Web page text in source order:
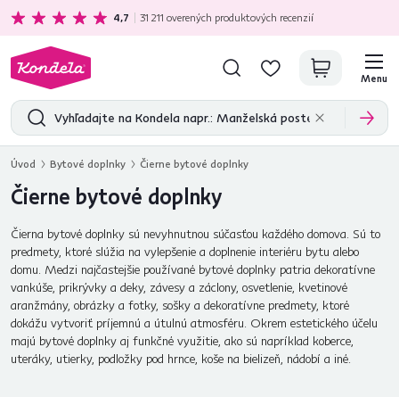
Ekologická doprava zadarmo nad 199 €
4,7 31 211 overených produktových recenzií
Menu
Úvod Bytové doplnky Čierne bytové doplnky
Čierne bytové doplnky
Čierna bytové doplnky sú nevyhnutnou súčasťou každého domova. Sú to
predmety, ktoré slúžia na vylepšenie a doplnenie interiéru bytu alebo
domu. Medzi najčastejšie používané bytové doplnky patria dekoratívne
vankúše, prikrývky a deky, závesy a záclony, osvetlenie, kvetinové
aranžmány, obrázky a fotky, sošky a dekoratívne predmety, ktoré
dokážu vytvoriť príjemnú a útulnú atmosféru. Okrem estetického účelu
majú bytové doplnky aj funkčné využitie, ako sú napríklad koberce,
uteráky, utierky, podložky pod hrnce, koše na bielizeň, nádobí a iné.